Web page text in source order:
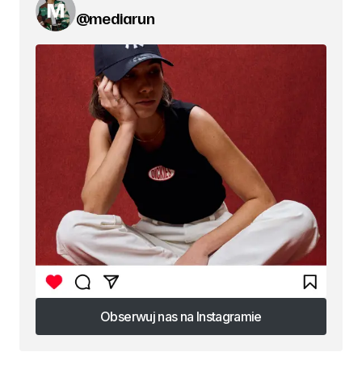
@mediarun
Obserwuj nas na Instagramie
Obserwuj nas na Instagramie